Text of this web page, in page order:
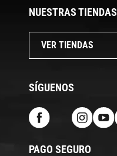
NUESTRAS TIENDAS
VER TIENDAS
SÍGUENOS
PAGO SEGURO